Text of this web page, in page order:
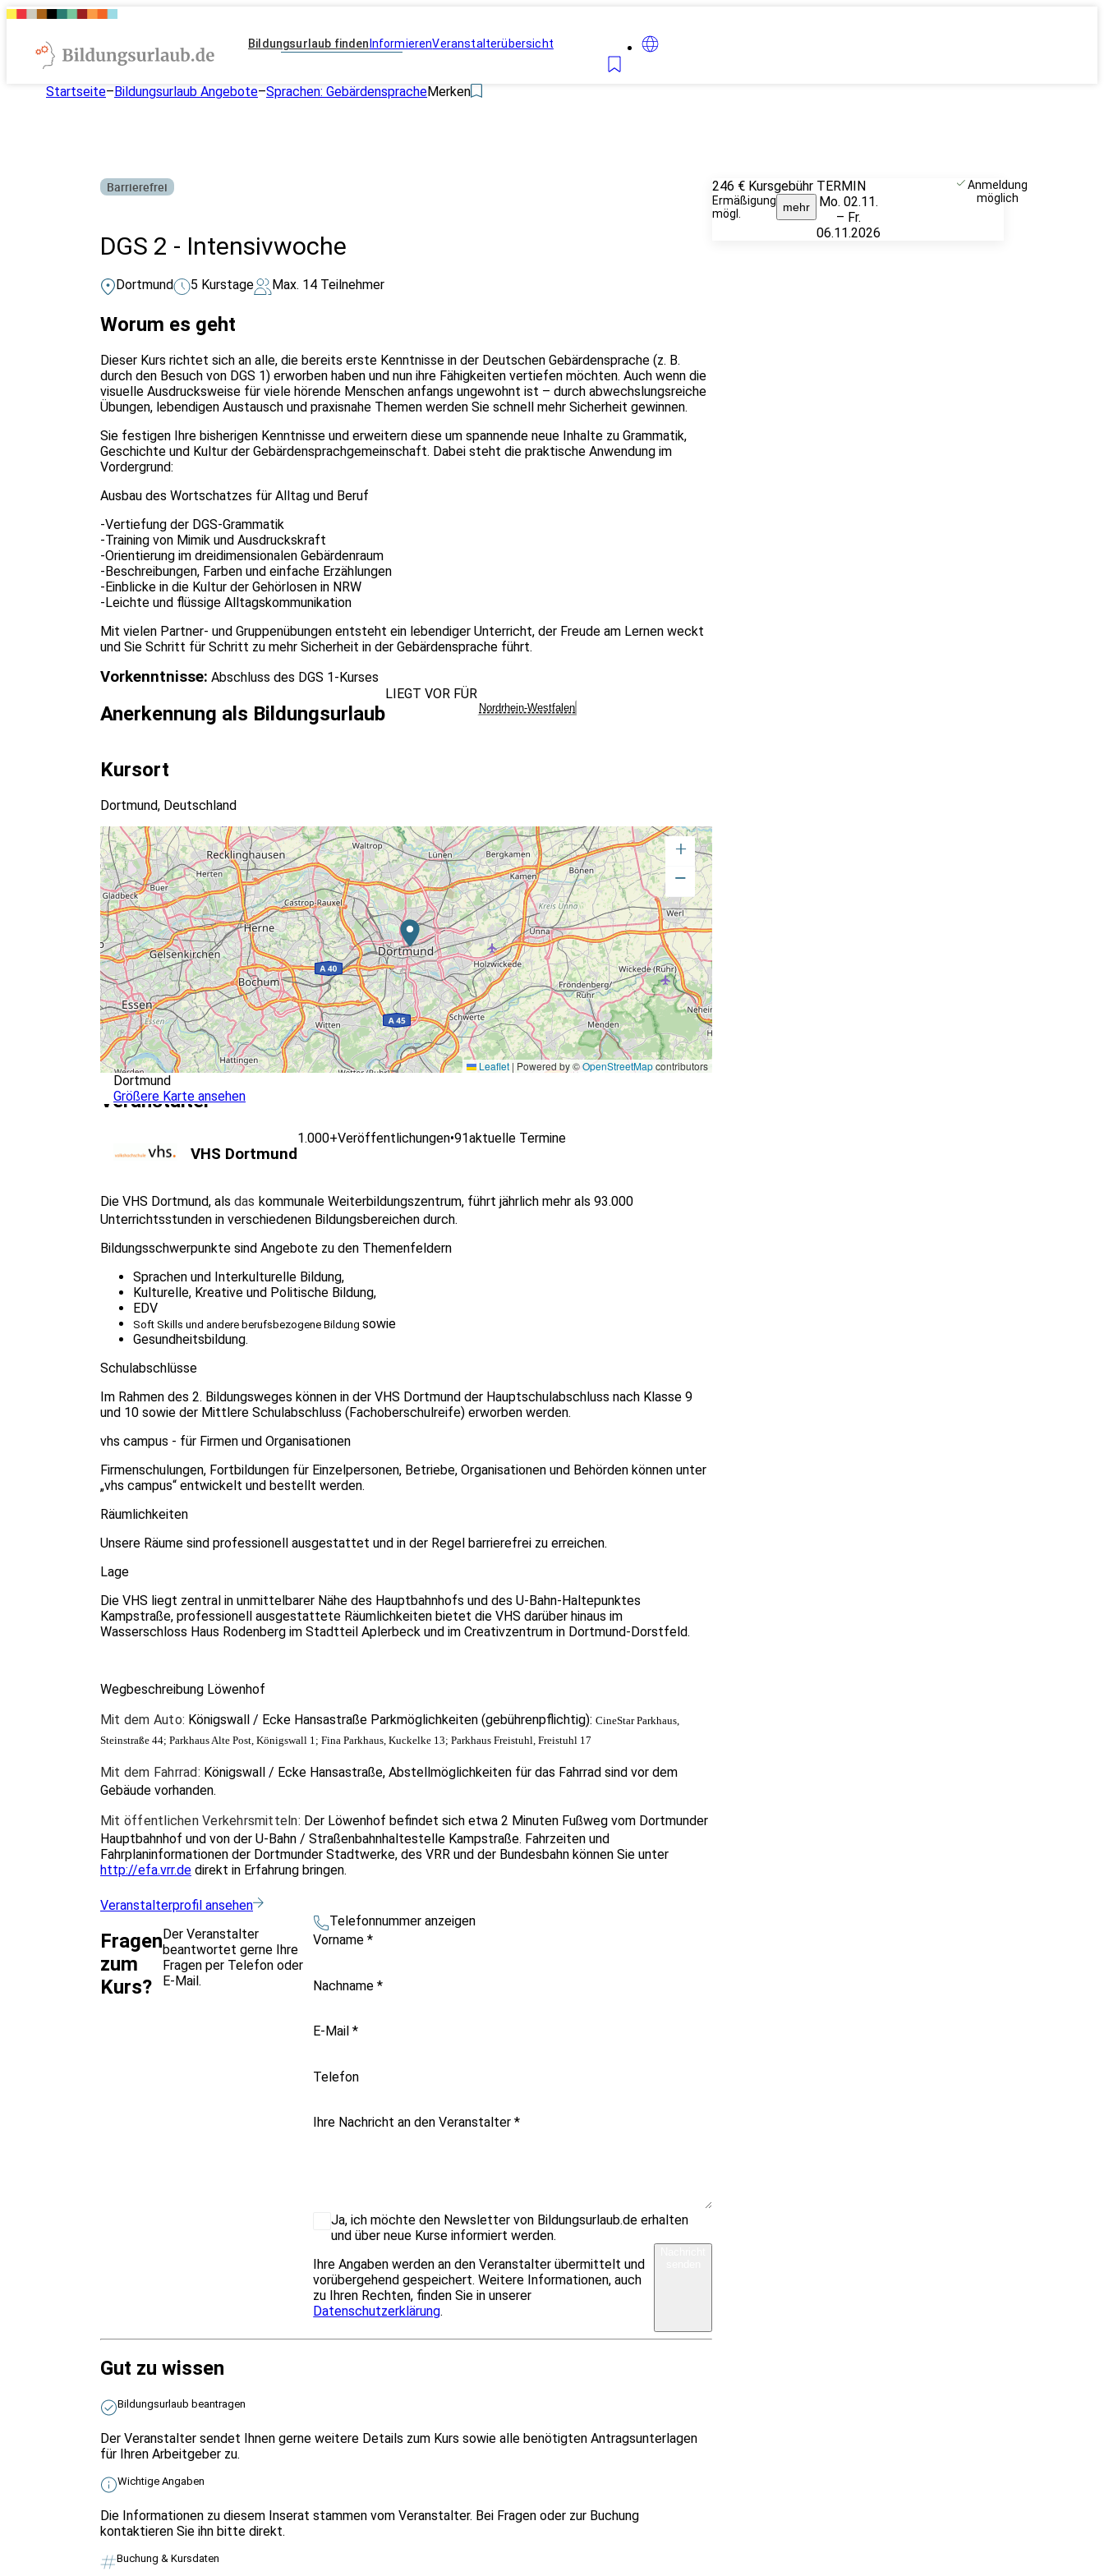
Bildungsurlaub finden InformierenVeranstalterübersicht
Startseite–Bildungsurlaub Angebote–Sprachen: GebärdenspracheMerken
Barrierefrei
DGS 2 - Intensivwoche
Dortmund 5 Kurstage Max. 14 Teilnehmer
Worum es geht
Dieser Kurs richtet sich an alle, die bereits erste Kenntnisse in der Deutschen Gebärdensprache (z. B.
durch den Besuch von DGS 1) erworben haben und nun ihre Fähigkeiten vertiefen möchten. Auch wenn die
visuelle Ausdrucksweise für viele hörende Menschen anfangs ungewohnt ist – durch abwechslungsreiche
Übungen, lebendigen Austausch und praxisnahe Themen werden Sie schnell mehr Sicherheit gewinnen.
Sie festigen Ihre bisherigen Kenntnisse und erweitern diese um spannende neue Inhalte zu Grammatik,
Geschichte und Kultur der Gebärdensprachgemeinschaft. Dabei steht die praktische Anwendung im
Vordergrund:
Ausbau des Wortschatzes für Alltag und Beruf
-Vertiefung der DGS-Grammatik
-Training von Mimik und Ausdruckskraft
-Orientierung im dreidimensionalen Gebärdenraum
-Beschreibungen, Farben und einfache Erzählungen
-Einblicke in die Kultur der Gehörlosen in NRW
-Leichte und flüssige Alltagskommunikation
Mit vielen Partner- und Gruppenübungen entsteht ein lebendiger Unterricht, der Freude am Lernen weckt
und Sie Schritt für Schritt zu mehr Sicherheit in der Gebärdensprache führt.
Vorkenntnisse: Abschluss des DGS 1-Kurses
Anerkennung als Bildungsurlaub
LIEGT VOR FÜR
Nordrhein-Westfalen
Kursort
Dortmund, Deutschland
+
−
Leaflet | Powered by ©OpenStreetMapcontributors
Dortmund
Größere Karte ansehen
Veranstalter
VHS Dortmund
1.000+Veröffentlichungen•91aktuelle Termine
Die VHS Dortmund, als das kommunale Weiterbildungszentrum, führt jährlich mehr als 93.000
Unterrichtsstunden in verschiedenen Bildungsbereichen durch.
Bildungsschwerpunkte sind Angebote zu den Themenfeldern
Sprachen und Interkulturelle Bildung,
Kulturelle, Kreative und Politische Bildung,
EDV
Soft Skills und andere berufsbezogene Bildung sowie
Gesundheitsbildung.
Schulabschlüsse
Im Rahmen des 2. Bildungsweges können in der VHS Dortmund der Hauptschulabschluss nach Klasse 9
und 10 sowie der Mittlere Schulabschluss (Fachoberschulreife) erworben werden.
vhs campus - für Firmen und Organisationen
Firmenschulungen, Fortbildungen für Einzelpersonen, Betriebe, Organisationen und Behörden können unter
„vhs campus“ entwickelt und bestellt werden.
Räumlichkeiten
Unsere Räume sind professionell ausgestattet und in der Regel barrierefrei zu erreichen.
Lage
Die VHS liegt zentral in unmittelbarer Nähe des Hauptbahnhofs und des U-Bahn-Haltepunktes
Kampstraße, professionell ausgestattete Räumlichkeiten bietet die VHS darüber hinaus im
Wasserschloss Haus Rodenberg im Stadtteil Aplerbeck und im Creativzentrum in Dortmund-Dorstfeld.
Wegbeschreibung Löwenhof
Mit dem Auto: Königswall / Ecke Hansastraße Parkmöglichkeiten (gebührenpflichtig):CineStar Parkhaus,
Steinstraße 44; Parkhaus Alte Post, Königswall 1; Fina Parkhaus, Kuckelke 13; Parkhaus Freistuhl, Freistuhl 17
Mit dem Fahrrad: Königswall / Ecke Hansastraße, Abstellmöglichkeiten für das Fahrrad sind vor dem
Gebäude vorhanden.
Mit öffentlichen Verkehrsmitteln: Der Löwenhof befindet sich etwa 2 Minuten Fußweg vom Dortmunder
Hauptbahnhof und von der U-Bahn / Straßenbahnhaltestelle Kampstraße. Fahrzeiten und
Fahrplaninformationen der Dortmunder Stadtwerke, des VRR und der Bundesbahn können Sie unter
http://efa.vrr.de direkt in Erfahrung bringen.
Veranstalterprofil ansehen
Fragen
zum
Kurs?
Der Veranstalter
beantwortet gerne Ihre
Fragen per Telefon oder
E-Mail.
Telefonnummer anzeigen
Vorname*
Nachname*
E-Mail*
Telefon
Ihre Nachricht an den Veranstalter*
Ja, ich möchte den Newsletter von Bildungsurlaub.de erhalten
und über neue Kurse informiert werden.
Ihre Angaben werden an den Veranstalter übermittelt und
vorübergehend gespeichert. Weitere Informationen, auch
zu Ihren Rechten, finden Sie in unserer
Datenschutzerklärung.
Gut zu wissen
Bildungsurlaub beantragen
Der Veranstalter sendet Ihnen gerne weitere Details zum Kurs sowie alle benötigten Antragsunterlagen
für Ihren Arbeitgeber zu.
Wichtige Angaben
Die Informationen zu diesem Inserat stammen vom Veranstalter. Bei Fragen oder zur Buchung
kontaktieren Sie ihn bitte direkt.
Buchung & Kursdaten
246 € Kursgebühr
Ermäßigung
mögl.
mehr
TERMIN
Mo. 02.11.
– Fr.
06.11.2026
Anmeldung
möglich